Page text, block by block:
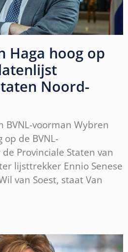
Haga hoog op
Noord-
BVNL-voorman Wybren
op de BVNL-
Provinciale Staten van
lijsttrekker Ennio Senese
van Soest, staat Van